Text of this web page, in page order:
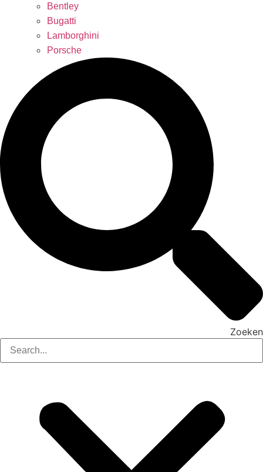
Bentley
Bugatti
Lamborghini
Porsche
Zoeken